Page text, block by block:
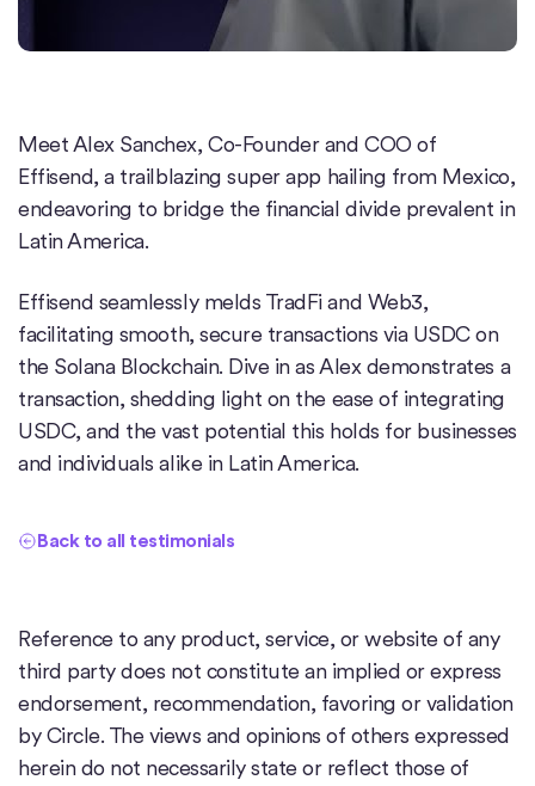
Meet Alex Sanchex, Co-Founder and COO of
Effisend, a trailblazing super app hailing from Mexico,
endeavoring to bridge the financial divide prevalent in
Latin America.
Effisend seamlessly melds TradFi and Web3,
facilitating smooth, secure transactions via USDC on
the Solana Blockchain. Dive in as Alex demonstrates a
transaction, shedding light on the ease of integrating
USDC, and the vast potential this holds for businesses
and individuals alike in Latin America.
Back to all testimonials
Reference to any product, service, or website of any
third party does not constitute an implied or express
endorsement, recommendation, favoring or validation
by Circle. The views and opinions of others expressed
herein do not necessarily state or reflect those of